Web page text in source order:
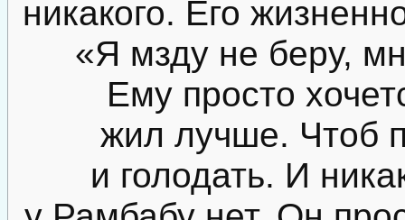
никакого. Его
«Я мзду не беру,
Ему просто
жил лучше. Чтоб
и голодать. И